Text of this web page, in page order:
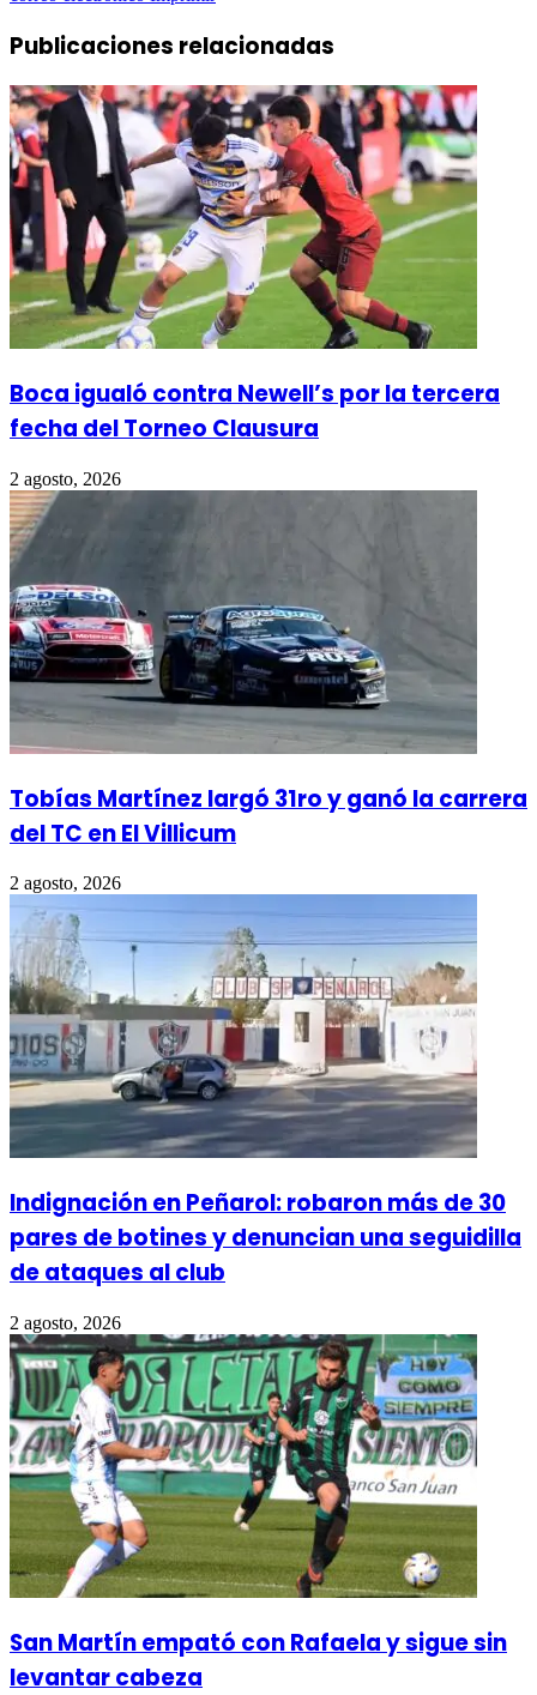
Publicaciones relacionadas
Boca igualó contra Newell’s por la tercera
fecha del Torneo Clausura
2 agosto, 2026
Tobías Martínez largó 31ro y ganó la carrera
del TC en El Villicum
2 agosto, 2026
Indignación en Peñarol: robaron más de 30
pares de botines y denuncian una seguidilla
de ataques al club
2 agosto, 2026
San Martín empató con Rafaela y sigue sin
levantar cabeza